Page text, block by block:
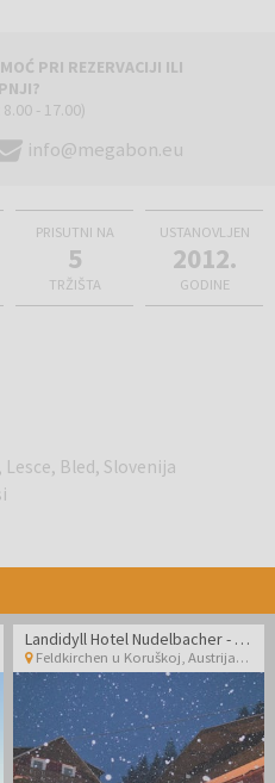
Pokljuka, klizanje (Ledena
jahanje, bowling, veslanje,
kočijom, tenis, golf igralište
PRI REZERVACIJI ILI
- 17.00)
info@megabon.eu
PRISUTNI NA
5
TRŽIŠTA
USTANOVLJEN
2012.
GODINE
Lesce, Bled, Slovenija
Landidyll Hotel Nudelbacher - Zimski odmor u Kärntenu
Feldkirchen u Koruškoj ,Austrija